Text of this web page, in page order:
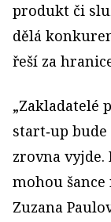
produkt či
dělá
řeší za
„Zakladatelé
start‑up
zrovna vyjde.
mohou šance
Zuzana